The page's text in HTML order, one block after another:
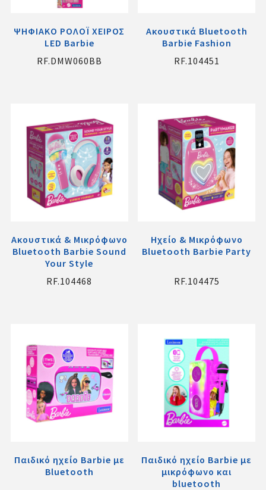
ΨΗΦΙΑΚΟ ΡΟΛΟΪ ΧΕΙΡΟΣ
LED Barbie
RF.DMW060BB
Ακουστικά Bluetooth
Barbie Fashion
RF.104451
Ακουστικά & Μικρόφωνο
Bluetooth Barbie Sound
Your Style
RF.104468
Ηχείο & Μικρόφωνο
Bluetooth Barbie Party
RF.104475
Παιδικό ηχείο Barbie με
Bluetooth
Παιδικό ηχείο Barbie με
μικρόφωνο και
bluetooth